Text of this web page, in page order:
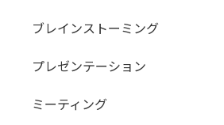
ブレインストーミング
プレゼンテーション
ミーティング